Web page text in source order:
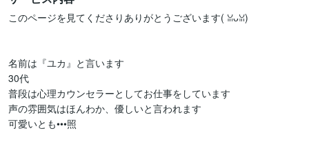
このページを見てくださりありがとうございます(⁠ ⁠ꈍ⁠ᴗ⁠ꈍ⁠)
名前は『ユカ』と言います
30代
普段は心理カウンセラーとしてお仕事をしています
声の雰囲気はほんわか、優しいと言われます
可愛いとも•••照